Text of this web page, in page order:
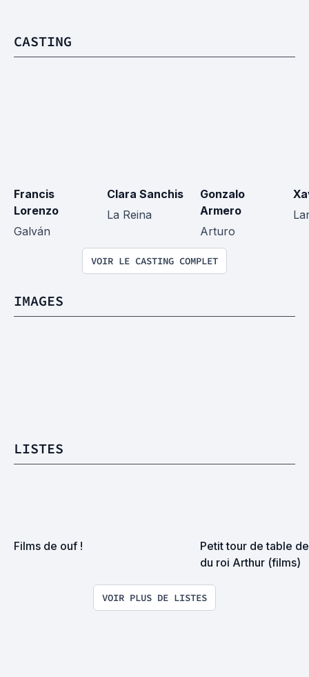
CASTING
Francis
Lorenzo
Galván
Clara Sanchis
La Reina
Gonzalo
Armero
Arturo
VOIR LE CASTING COMPLET
IMAGES
LISTES
Films de ouf !
Petit tour de table
du roi Arthur (films)
VOIR PLUS DE LISTES